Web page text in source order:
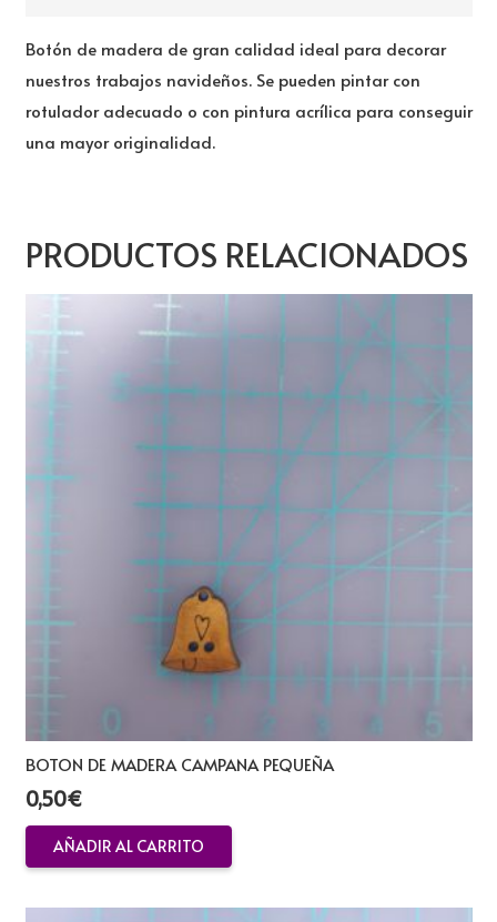
Botón de madera de gran calidad ideal para decorar
nuestros trabajos navideños. Se pueden pintar con
rotulador adecuado o con pintura acrílica para conseguir
una mayor originalidad.
PRODUCTOS RELACIONADOS
BOTON DE MADERA CAMPANA PEQUEÑA
0,50€
AÑADIR AL CARRITO